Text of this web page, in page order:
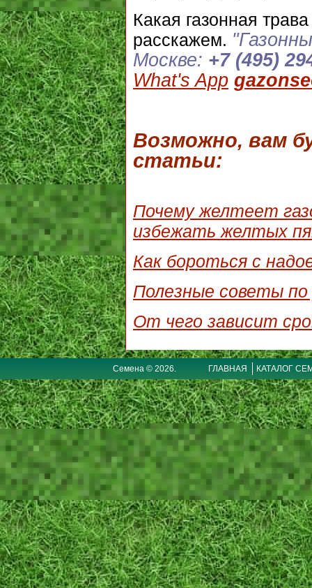
Какая газонная
расскажем. "
Москве: +7 (495)
What's App
Возможно, вам
статьи:
Почему желтеет
избежать желтых
Как бороться с
Полезные советы по
От чего зависит
Семена © 2026. ГЛАВНАЯ КАТАЛОГ